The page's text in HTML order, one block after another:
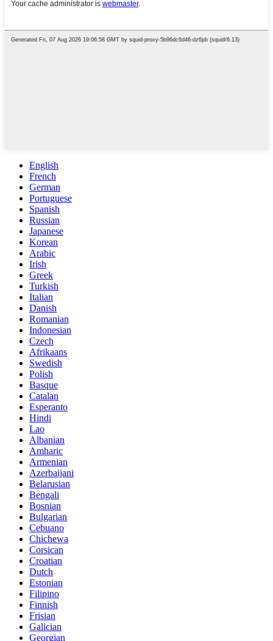
English
French
German
Portuguese
Spanish
Russian
Japanese
Korean
Arabic
Irish
Greek
Turkish
Italian
Danish
Romanian
Indonesian
Czech
Afrikaans
Swedish
Polish
Basque
Catalan
Esperanto
Hindi
Lao
Albanian
Amharic
Armenian
Azerbaijani
Belarusian
Bengali
Bosnian
Bulgarian
Cebuano
Chichewa
Corsican
Croatian
Dutch
Estonian
Filipino
Finnish
Frisian
Galician
Georgian